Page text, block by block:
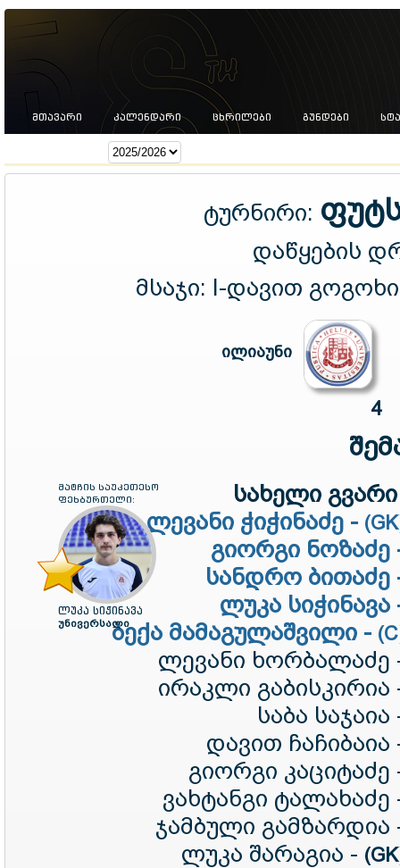
ᲛᲗᲐᲕᲐᲠᲘ ᲙᲐᲚᲔᲜᲓᲐᲠᲘ ᲪᲮᲠᲘᲚᲔᲑᲘ ᲒᲣᲜᲓᲔᲑᲘ
ტურნირი:
დაწყების
მსაჯი: I-დავით
ილიაუნი
4
მატჩის საუკეთესო
ფეხბურთელი:
ლუკა სიჭინავა
უნივერსალი
სახელი გვარი
ლევანი ჭიჭინაძე -
გიორგი ნოზაძე
სანდრო ბითაძე
ლუკა
ბექა მამაგულაშვილი -
ლევანი ხორბალაძე
ირაკლი გაბისკირია
საბა
დავით
გიორგი კაციტაძე
ვახტანგი
ჯამბული გამზარდია
ლუკა შარაგია -